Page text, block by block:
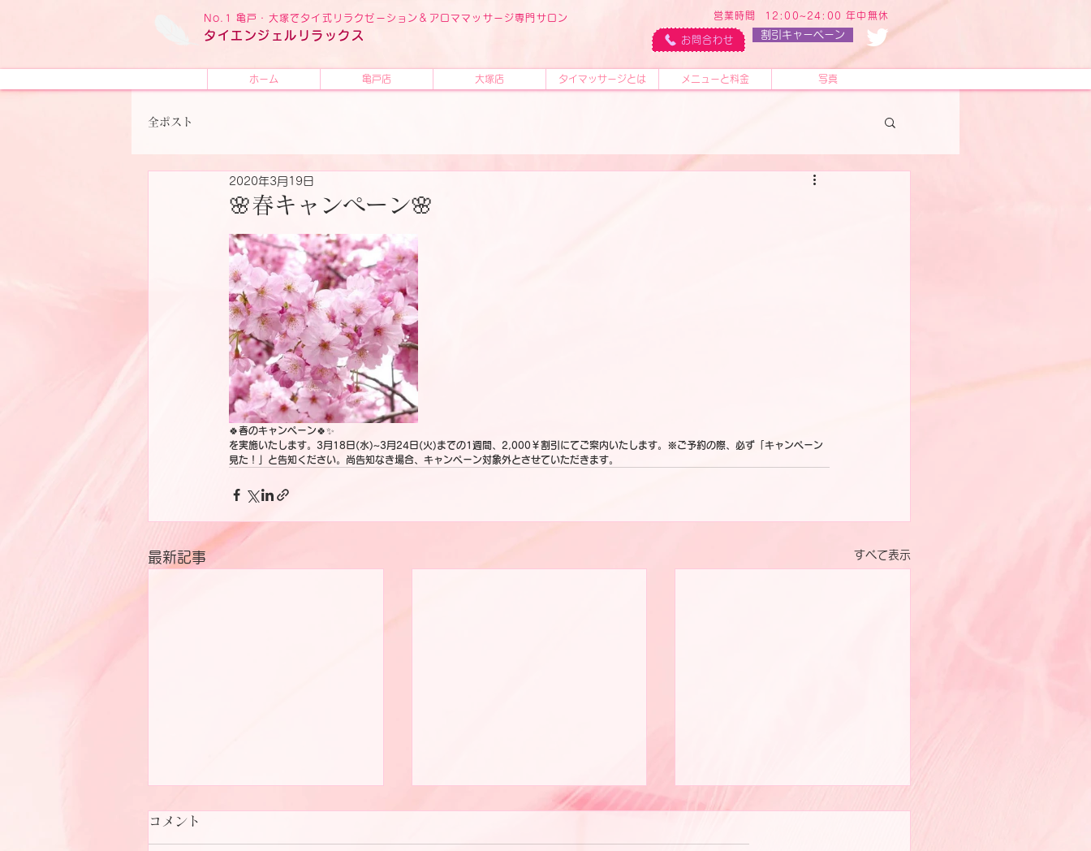
No.1 亀戸・大塚でタイ式リラクゼーション＆アロママッサージ専門サロン
タイ エンジェル リラックス
営業時間 12:00~24:00 年中無休
お問合わせ 割引キャーペーン
ホーム 亀戸店 大塚店 タイマッサージとは メニューと料金 写真
全ポスト
🌸春キャンペーン🌸
2020年3月19日
🍀春のキャンペーン🍀✨
を実施いたします。3月18日(水)~3月24日(火)までの1週間、2,000￥割引にてご案内いたします。※ご予約の際、必ず「キャンペーン
見た！」と告知ください。尚告知なき場合、キャンペーン対象外とさせていただきます。
最新記事 すべて表示
コメント